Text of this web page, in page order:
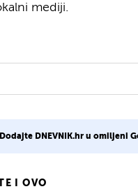
mediji.
Dodajte DNEVNIK.hr u omiljeni
I OVO